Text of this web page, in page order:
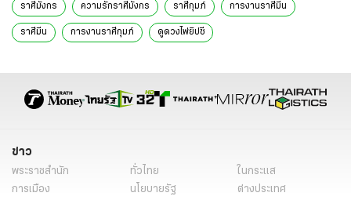
ราศีมังกร ความรักราศีมังกร ราศีกุมภ์ การงานราศีมีน
ราศีมีน การงานราศีกุมภ์ ดูดวงไพ่ยิปซี
ข่าว
พระราชสำนัก ทั่วไทย
ในกระแส
การเมือง
นโยบายรัฐ
ต่างประเทศ